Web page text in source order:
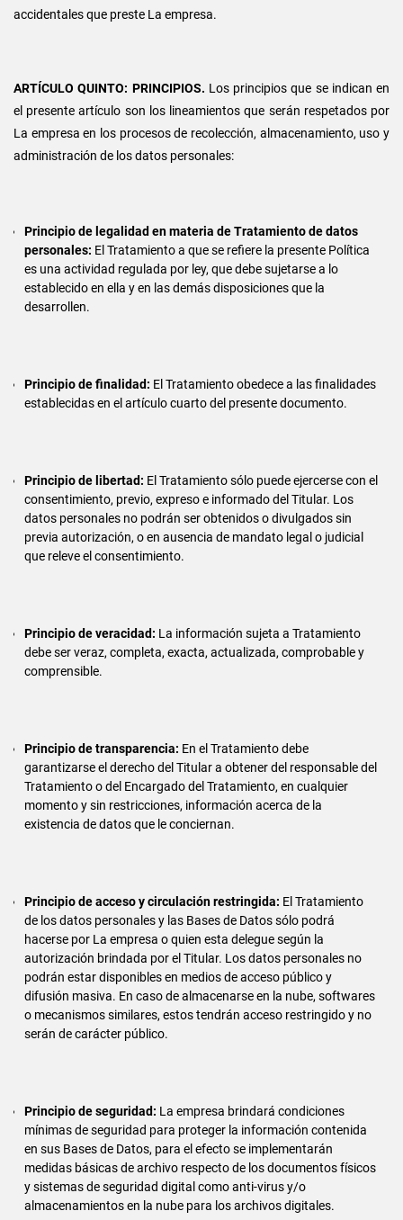
accidentales que preste La empresa.
ARTÍCULO QUINTO: PRINCIPIOS. Los principios que se indican en
el presente artículo son los lineamientos que serán respetados por
La empresa en los procesos de recolección, almacenamiento, uso y
administración de los datos personales:
Principio de legalidad en materia de Tratamiento de datos
personales: El Tratamiento a que se refiere la presente Política
es una actividad regulada por ley, que debe sujetarse a lo
establecido en ella y en las demás disposiciones que la
desarrollen.
Principio de finalidad: El Tratamiento obedece a las finalidades
establecidas en el artículo cuarto del presente documento.
Principio de libertad: El Tratamiento sólo puede ejercerse con el
consentimiento, previo, expreso e informado del Titular. Los
datos personales no podrán ser obtenidos o divulgados sin
previa autorización, o en ausencia de mandato legal o judicial
que releve el consentimiento.
Principio de veracidad: La información sujeta a Tratamiento
debe ser veraz, completa, exacta, actualizada, comprobable y
comprensible.
Principio de transparencia: En el Tratamiento debe
garantizarse el derecho del Titular a obtener del responsable del
Tratamiento o del Encargado del Tratamiento, en cualquier
momento y sin restricciones, información acerca de la
existencia de datos que le conciernan.
Principio de acceso y circulación restringida: El Tratamiento
de los datos personales y las Bases de Datos sólo podrá
hacerse por La empresa o quien esta delegue según la
autorización brindada por el Titular. Los datos personales no
podrán estar disponibles en medios de acceso público y
difusión masiva. En caso de almacenarse en la nube, softwares
o mecanismos similares, estos tendrán acceso restringido y no
serán de carácter público.
Principio de seguridad: La empresa brindará condiciones
mínimas de seguridad para proteger la información contenida
en sus Bases de Datos, para el efecto se implementarán
medidas básicas de archivo respecto de los documentos físicos
y sistemas de seguridad digital como anti-virus y/o
almacenamientos en la nube para los archivos digitales.